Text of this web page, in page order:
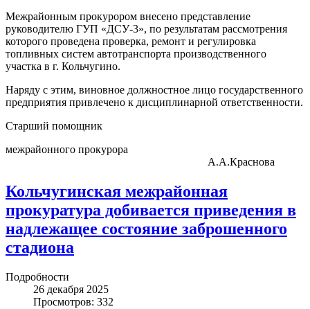
Межрайонным прокурором внесено представление
руководителю ГУП «ДСУ-3», по результатам рассмотрения
которого проведена проверка, ремонт и регулировка
топливных систем автотранспорта производственного
участка в г. Кольчугино.
Наряду с этим, виновное должностное лицо государственного
предприятия привлечено к дисциплинарной ответственности.
Старший помощник
межрайонного прокурора
А.А.Краснова
Кольчугинская межрайонная
прокуратура добивается приведения в
надлежащее состояние заброшенного
стадиона
Подробности
26 декабря 2025
Просмотров: 332